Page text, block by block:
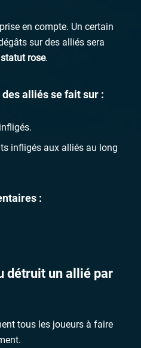
en compte. Un certain
sur des alliés sera
statut rose.
alliés se fait sur :
infligés aux alliés au long
:
détruit un allié par
tous les joueurs à faire